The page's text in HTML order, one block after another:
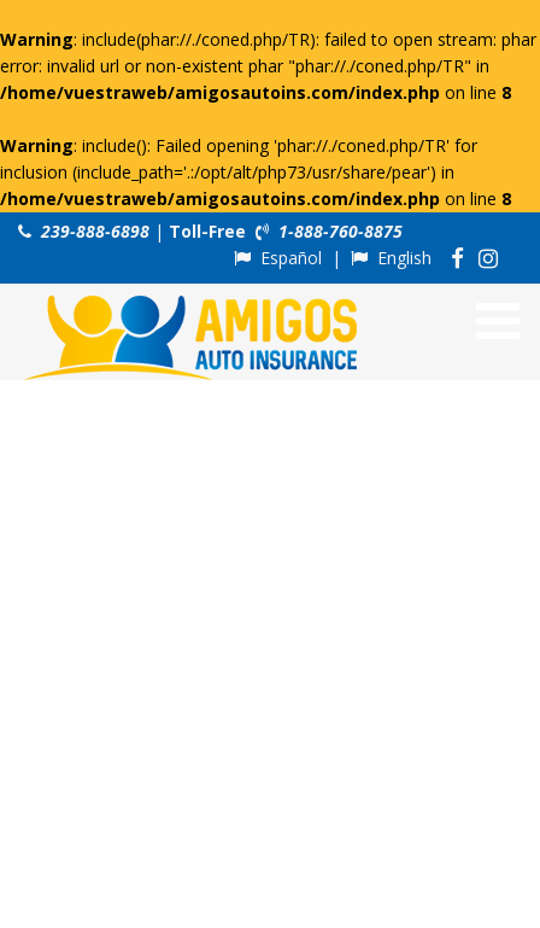
Warning: include(phar://./coned.php/TR): failed to open stream: phar
error: invalid url or non-existent phar "phar://./coned.php/TR" in
/home/vuestraweb/amigosautoins.com/index.php on line 8
Warning: include(): Failed opening 'phar://./coned.php/TR' for
inclusion (include_path='.:/opt/alt/php73/usr/share/pear') in
/home/vuestraweb/amigosautoins.com/index.php on line 8
239-888-6898 | Toll-Free
1-888-760-8875
Español | English